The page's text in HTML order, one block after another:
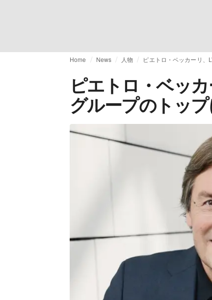
Home News 人物 ピエトロ・ベッカーリ、
ピエトロ・ベッ
グループのトッ